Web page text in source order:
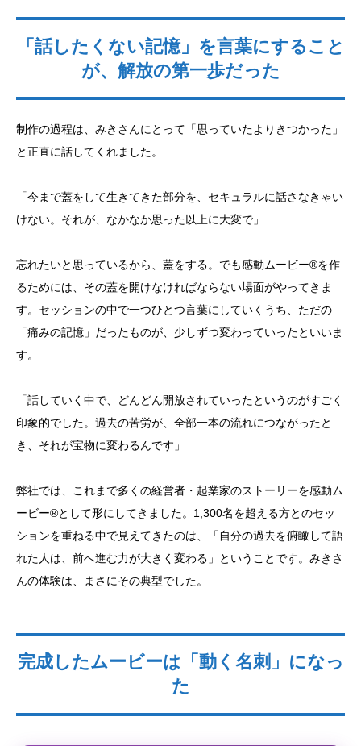
「話したくない記憶」を言葉にすること
が、解放の第一歩だった
制作の過程は、みきさんにとって「思っていたよりきつかった」
と正直に話してくれました。
「今まで蓋をして生きてきた部分を、セキュラルに話さなきゃい
けない。それが、なかなか思った以上に大変で」
忘れたいと思っているから、蓋をする。でも感動ムービー®を作
るためには、その蓋を開けなければならない場面がやってきま
す。セッションの中で一つひとつ言葉にしていくうち、ただの
「痛みの記憶」だったものが、少しずつ変わっていったといいま
す。
「話していく中で、どんどん開放されていったというのがすごく
印象的でした。過去の苦労が、全部一本の流れにつながったと
き、それが宝物に変わるんです」
弊社では、これまで多くの経営者・起業家のストーリーを感動ム
ービー®として形にしてきました。1,300名を超える方とのセッ
ションを重ねる中で見えてきたのは、「自分の過去を俯瞰して語
れた人は、前へ進む力が大きく変わる」ということです。みきさ
んの体験は、まさにその典型でした。
完成したムービーは「動く名刺」になっ
た